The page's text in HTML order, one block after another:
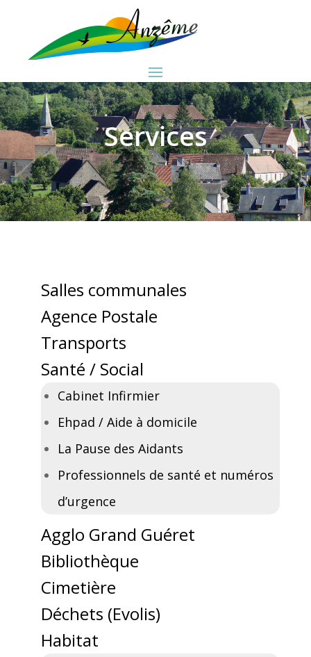
Services
Salles communales
Agence Postale
Transports
Santé / Social
Cabinet Infirmier
Ehpad / Aide à domicile
La Pause des Aidants
Professionnels de santé et numéros
d’urgence
Agglo Grand Guéret
Bibliothèque
Cimetière
Déchets (Evolis)
Habitat